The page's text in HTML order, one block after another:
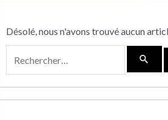
Désolé, nous n'avons trouvé aucun